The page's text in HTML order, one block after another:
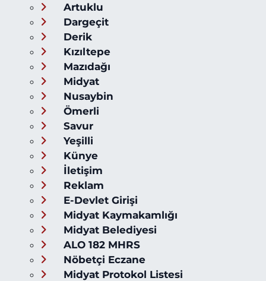
Artuklu
Dargeçit
Derik
Kızıltepe
Mazıdağı
Midyat
Nusaybin
Ömerli
Savur
Yeşilli
Künye
İletişim
Reklam
E-Devlet Girişi
Midyat Kaymakamlığı
Midyat Belediyesi
ALO 182 MHRS
Nöbetçi Eczane
Midyat Protokol Listesi